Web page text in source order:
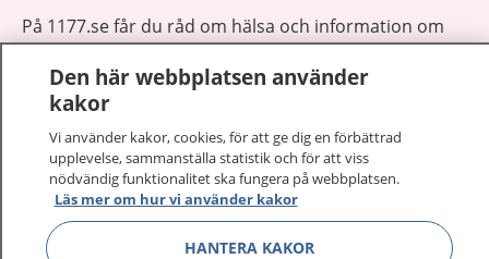
På 1177.se får du råd om hälsa och information om
sjukdomar och vilka mottagningar du kan kontakta.
Logga in för att läsa din journal och göra dina
vårdärenden. Ring telefonnummer 1177 för
sjukvårdsrådgivning dygnet runt.
1177 ger dig råd när du vill må bättre.
Den här webbplatsen använder
kakor
Vi använder kakor, cookies, för att ge dig en förbättrad
upplevelse, sammanställa statistik och för att viss
nödvändig funktionalitet ska fungera på webbplatsen.
Läs mer om hur vi använder kakor
HANTERA KAKOR